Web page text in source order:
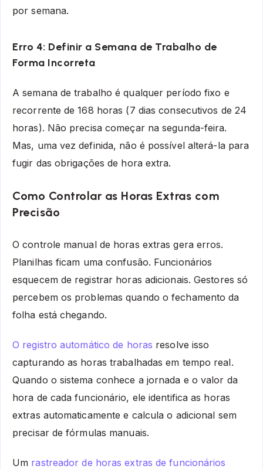
por semana.
Erro 4: Definir a Semana de Trabalho de
Forma Incorreta
A semana de trabalho é qualquer período fixo e
recorrente de 168 horas (7 dias consecutivos de 24
horas). Não precisa começar na segunda-feira.
Mas, uma vez definida, não é possível alterá-la para
fugir das obrigações de hora extra.
Como Controlar as Horas Extras com
Precisão
O controle manual de horas extras gera erros.
Planilhas ficam uma confusão. Funcionários
esquecem de registrar horas adicionais. Gestores só
percebem os problemas quando o fechamento da
folha está chegando.
O registro automático de horas resolve isso
capturando as horas trabalhadas em tempo real.
Quando o sistema conhece a jornada e o valor da
hora de cada funcionário, ele identifica as horas
extras automaticamente e calcula o adicional sem
precisar de fórmulas manuais.
Um rastreador de horas extras de funcionários